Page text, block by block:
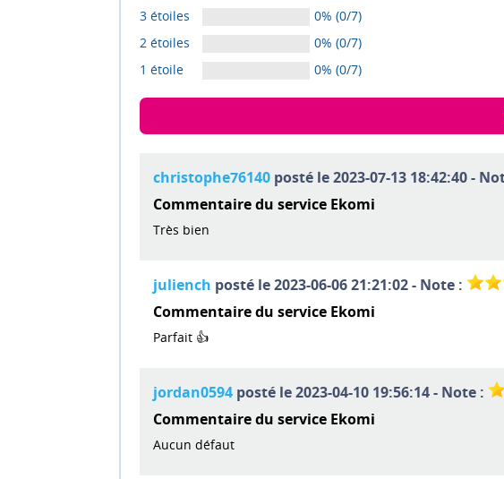
3 étoiles
0% (0/7)
2 étoiles
0% (0/7)
1 étoile
0% (0/7)
christophe76140 posté le 2023-07-13 18:42:40 -
Commentaire du service Ekomi
Très bien
juliench posté le 2023-06-06 21:21:02 - Note :
Commentaire du service Ekomi
Parfait 👍
jordan0594 posté le 2023-04-10 19:56:14 - Note :
Commentaire du service Ekomi
Aucun défaut